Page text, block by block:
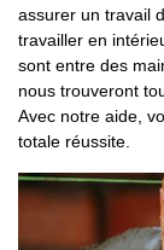
assurer un travail
travailler en
sont entre des
nous trouveront
Avec notre aide,
totale réussite.